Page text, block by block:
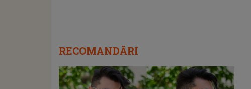
RECOMANDĂRI